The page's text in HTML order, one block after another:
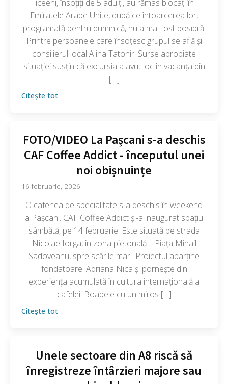
liceeni, însoțiți de 5 adulți, au rămas blocați în
Emiratele Arabe Unite, după ce întoarcerea lor,
programată pentru duminică, nu a mai fost posibilă.
Printre persoanele care însoțesc grupul se află și
consilierul local Alina Tatonir. Surse apropiate
situației susțin că excursia a avut loc în vacanța din
[…]
Citește tot
FOTO/VIDEO La Pașcani s-a deschis
CAF Coffee Addict - începutul unei
noi obișnuințe
16 februarie, 2026
O cafenea de specialitate s-a deschis în weekend
la Pașcani. CAF Coffee Addict și-a inaugurat spațiul
sâmbătă, pe 14 februarie. Este situată pe strada
Nicolae Iorga, în zona pietonală – Piața Mihail
Sadoveanu, spre scările mari. Proiectul aparține
fondatoarei Adriana Nica și pornește din
experiența acumulată în cultura internațională a
cafelei. Boabele cu un miros […]
Citește tot
Unele sectoare din A8 riscă să
înregistreze întârzieri majore sau